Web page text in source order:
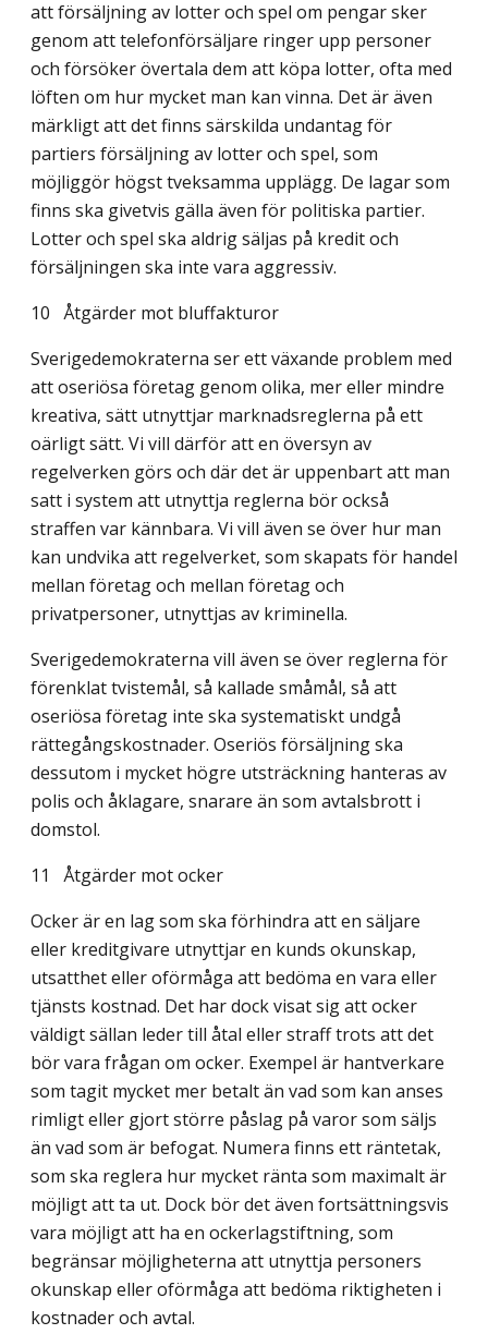
att försäljning av lotter och spel om pengar sker
genom att telefonförsäljare ringer upp personer
och försöker övertala dem att köpa lotter, ofta med
löften om hur mycket man kan vinna. Det är även
märkligt att det finns särskilda undantag för
partiers försäljning av lotter och spel, som
möjliggör högst tveksamma upplägg. De lagar som
finns ska givetvis gälla även för politiska partier.
Lotter och spel ska aldrig säljas på kredit och
försäljningen ska inte vara aggressiv.
10 Åtgärder mot bluffakturor
Sverigedemokraterna ser ett växande problem med
att oseriösa företag genom olika, mer eller mindre
kreativa, sätt utnyttjar marknadsreglerna på ett
oärligt sätt. Vi vill därför att en översyn av
regelverken görs och där det är uppenbart att man
satt i system att utnyttja reglerna bör också
straffen var kännbara. Vi vill även se över hur man
kan undvika att regelverket, som skapats för handel
mellan företag och mellan företag och
privatpersoner, utnyttjas av kriminella.
Sverigedemokraterna vill även se över reglerna för
förenklat tvistemål, så kallade småmål, så att
oseriösa företag inte ska systematiskt undgå
rättegångskostnader. Oseriös försäljning ska
dessutom i mycket högre utsträckning hanteras av
polis och åklagare, snarare än som avtalsbrott i
domstol.
11 Åtgärder mot ocker
Ocker är en lag som ska förhindra att en säljare
eller kreditgivare utnyttjar en kunds okunskap,
utsatthet eller oförmåga att bedöma en vara eller
tjänsts kostnad. Det har dock visat sig att ocker
väldigt sällan leder till åtal eller straff trots att det
bör vara frågan om ocker. Exempel är hantverkare
som tagit mycket mer betalt än vad som kan anses
rimligt eller gjort större påslag på varor som säljs
än vad som är befogat. Numera finns ett räntetak,
som ska reglera hur mycket ränta som maximalt är
möjligt att ta ut. Dock bör det även fortsättningsvis
vara möjligt att ha en ockerlagstiftning, som
begränsar möjligheterna att utnyttja personers
okunskap eller oförmåga att bedöma riktigheten i
kostnader och avtal.